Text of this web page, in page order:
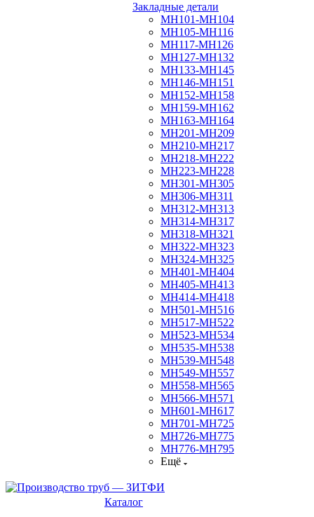
Закладные детали
МН101-МН104
МН105-МН116
МН117-МН126
МН127-МН132
МН133-МН145
МН146-МН151
МН152-МН158
МН159-МН162
МН163-МН164
МН201-МН209
МН210-МН217
МН218-МН222
МН223-МН228
МН301-МН305
МН306-МН311
МН312-МН313
МН314-МН317
МН318-МН321
МН322-МН323
МН324-МН325
МН401-МН404
МН405-МН413
МН414-МН418
МН501-МН516
МН517-МН522
МН523-МН534
МН535-МН538
МН539-МН548
МН549-МН557
МН558-МН565
МН566-МН571
МН601-МН617
МН701-МН725
МН726-МН775
МН776-МН795
Ещё
Каталог